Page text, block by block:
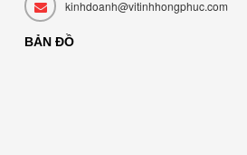
kinhdoanh@vitinhhongphuc.com
BẢN ĐỒ